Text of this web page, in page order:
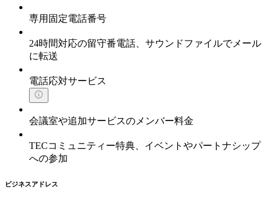
専用固定電話番号
24時間対応の留守番電話、サウンドファイルでメール
に転送
電話応対サービス
会議室や追加サービスのメンバー料金
TECコミュニティー特典、イベントやパートナシップ
への参加
ビジネスアドレス